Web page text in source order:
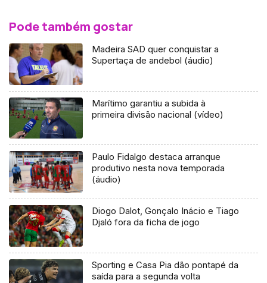
Pode também gostar
Madeira SAD quer conquistar a
Supertaça de andebol (áudio)
Marítimo garantiu a subida à
primeira divisão nacional (vídeo)
Paulo Fidalgo destaca arranque
produtivo nesta nova temporada
(áudio)
Diogo Dalot, Gonçalo Inácio e Tiago
Djaló fora da ficha de jogo
Sporting e Casa Pia dão pontapé da
saída para a segunda volta